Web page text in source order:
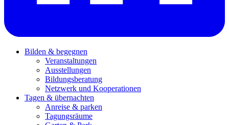
Bilden & begegnen
Veranstaltungen
Ausstellungen
Bildungsberatung
Netzwerk und Kooperationen
Tagen & übernachten
Anreise & parken
Tagungsräume